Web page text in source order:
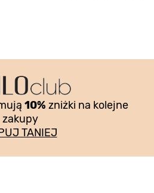
10% zniżki na kolejne
zakupy
TANIEJ